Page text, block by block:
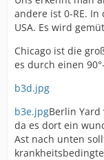
andere ist 0-RE. In
USA. Es wird
Chicago ist die
es durch einen
b3d.jpg
b3e.jpgBerlin
da es dort ein
Ast nach unten